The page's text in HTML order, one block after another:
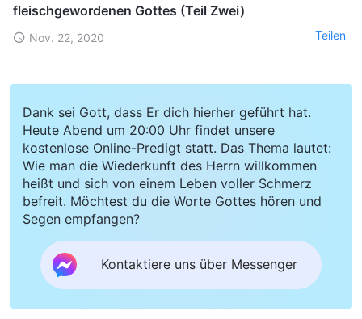
fleischgewordenen Gottes (Teil Zwei)
Nov. 22, 2020 Teilen
Dank sei Gott, dass Er dich hierher geführt hat.
Heute Abend um 20:00 Uhr findet unsere
kostenlose Online-Predigt statt. Das Thema lautet:
Wie man die Wiederkunft des Herrn willkommen
heißt und sich von einem Leben voller Schmerz
befreit. Möchtest du die Worte Gottes hören und
Segen empfangen?
Kontaktiere uns über Messenger